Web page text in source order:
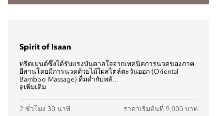
Spirit of Isaan
ทรีตเมนต์ซึ่งได้รับแรงบันดาลใจจากเทคนิคการนวดของภาค
อีสานโดยมีการนวดด้วยไม้ไผ่สไตล์ตะวันออก (Oriental
Bamboo Massage) ดื่มด่ำกับพลั...
ดูเพิ่มเติม
2 ชั่วโมง 30 นาที ราคาเริ่มต้นที่ 9,000 บาท